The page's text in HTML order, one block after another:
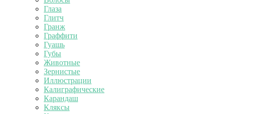
Глаза
Глитч
Гранж
Граффити
Гуашь
Губы
Животные
Зернистые
Иллюстрации
Калиграфические
Карандаш
Кляксы